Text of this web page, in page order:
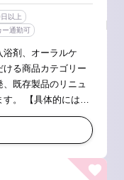
以上
ー通勤可
浴剤、オーラルケ
る商品カテゴリー
既存製品のリニュ
は】
定業務 ・製品の処方